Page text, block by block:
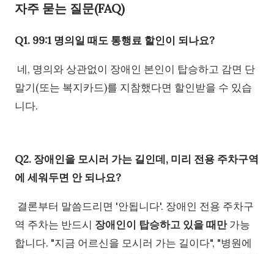
자주 묻는 질문(FAQ)
Q1. 99:1 명의일 때도 통행료 할인이 되나요?
네, 명의와 상관없이 장애인 본인이 탑승하고 감면 단
말기(또는 복지카드)를 지참했다면 할인받을 수 있습
니다.
Q2. 장애인을 모시러 가는 길인데, 미리 전용 주차구역
에 세워두면 안 되나요?
결론부터 말씀드리면 '안됩니다'. 장애인 전용 주차구
역 주차는 반드시 장애인이 탑승하고 있을 때만가능
합니다. "지금 어르신을 모시러 가는 길이다", "병원에